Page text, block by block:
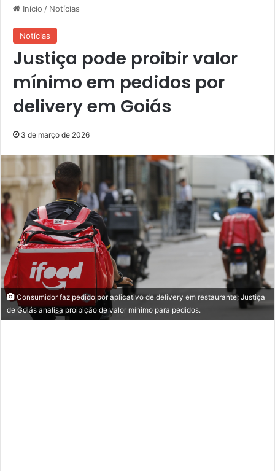
Início / Notícias
Notícias
Justiça pode proibir valor
mínimo em pedidos por
delivery em Goiás
3 de março de 2026
Consumidor faz pedido por aplicativo de delivery em restaurante; Justiça
de Goiás analisa proibição de valor mínimo para pedidos.